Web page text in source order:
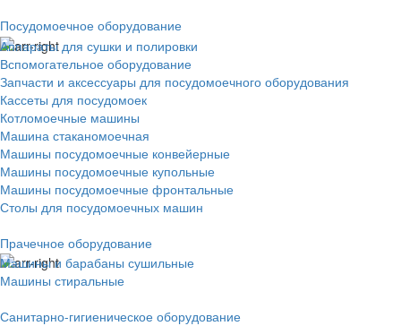
Посудомоечное оборудование
Аппараты для сушки и полировки
Вспомогательное оборудование
Запчасти и аксессуары для посудомоечного оборудования
Кассеты для посудомоек
Котломоечные машины
Машина стаканомоечная
Машины посудомоечные конвейерные
Машины посудомоечные купольные
Машины посудомоечные фронтальные
Столы для посудомоечных машин
Прачечное оборудование
Машины и барабаны сушильные
Машины стиральные
Санитарно-гигиеническое оборудование